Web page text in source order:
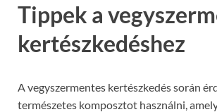
Tippek a
kertészkedéshez
A vegyszermentes kertészkedés során
természetes komposztot használni,